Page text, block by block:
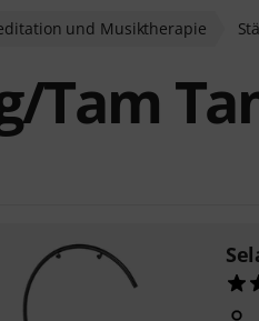
und Musiktherapie
Tam